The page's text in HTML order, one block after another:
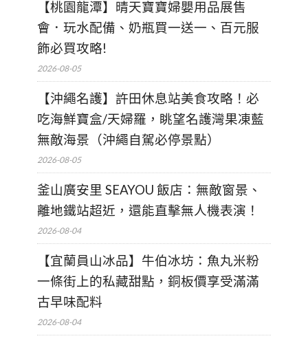
【桃園龍潭】晴天寶寶婦嬰用品展售
會．玩水配備、奶瓶買一送一、百元服
飾必買攻略!
2026-08-05
【沖繩名護】許田休息站美食攻略！必
吃海鮮寶盒/天婦羅，眺望名護灣果凍藍
無敵海景（沖繩自駕必停景點）
2026-08-05
釜山廣安里 SEAYOU 飯店：無敵窗景、
離地鐵站超近，還能直擊無人機表演！
2026-08-04
【宜蘭員山冰品】牛伯冰坊：魚丸米粉
一條街上的私藏甜點，銅板價享受滿滿
古早味配料
2026-08-04